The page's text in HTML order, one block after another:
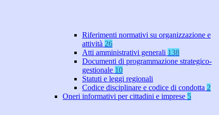
Riferimenti normativi su organizzazione e
attività 26
Atti amministrativi generali 138
Documenti di programmazione strategico-
gestionale 10
Statuti e leggi regionali
Codice disciplinare e codice di condotta 2
Oneri informativi per cittadini e imprese 5